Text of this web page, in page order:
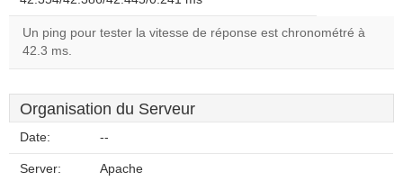
Un ping pour tester la vitesse de réponse est chronométré à
42.3 ms.
Organisation du Serveur
Date: --
Server: Apache